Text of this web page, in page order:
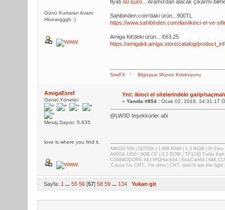
Günü Kurtaran Avam
Hiooargggh :)
fiyatı 60 Euro... Aramızdan alacak çıkarmı
Sahibinden.com'daki ürün...900TL
https://www.sahibinden.com/ilan/ikinci-el-ve-
Amiga Kit'deki ürün... €63.25
https://amigakit.amiga.store/catalog/
SineFX* Bilgisayar Müzesi Koleksiyonu
AmigaEsref
Genel Yönetici
Mesaj Sayısı: 5.635
love is where you find it.
Ynt: ikinci el sitelerindeki garip/
« Yanıtla #854 :Ocak 02, 2018, 14:31:17
@LW3D teşekkürler abi
AMIGA 500 | GOTEK | 1 MB RAM | 1.3 ROM | Pi Zero
AMIGA 1200 | 8GB CF | 3.2 ROM | TF1230 Turbo
COMMODORE 64 | IRQHack64 | KissCart64 | 64K
'Cause I'm CRT., I'm retro | CRT, and I'll win the
Sayfa: 1 ... 55 56 [57] 58 59 ... 134 Yukarı git